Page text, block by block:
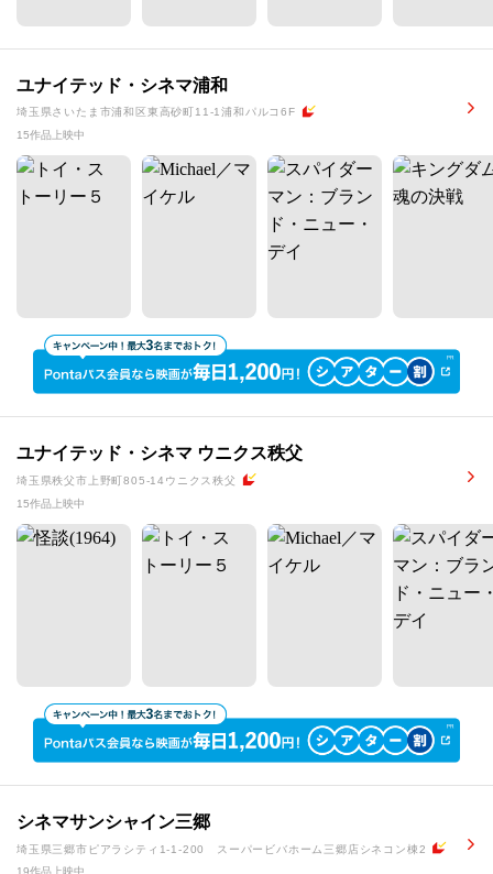
ユナイテッド・シネマ浦和
埼玉県さいたま市浦和区東高砂町11-1浦和パルコ6F
15作品上映中
ユナイテッド・シネマ ウニクス秩父
埼玉県秩父市上野町805-14ウニクス秩父
15作品上映中
シネマサンシャイン三郷
埼玉県三郷市ピアラシティ1-1-200 スーパービバホーム三郷店シネコン棟2